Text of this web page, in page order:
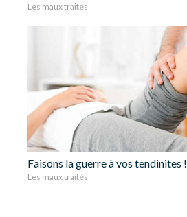
Les maux traités
Faisons la guerre à vos tendinites !
Les maux traités